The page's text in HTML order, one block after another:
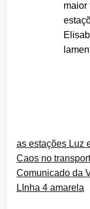
maior
as estações Luz
Caos no
Comunicado da
LInha 4 amarela